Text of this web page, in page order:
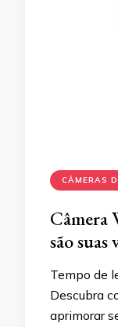
CÂMERAS
Câmera
são suas
Tempo de
Descubra
aprimorar